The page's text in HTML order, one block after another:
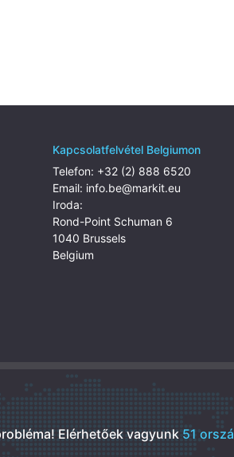
Kapcsolatfelvétel Belgiumon
Telefon: +32 (2) 888 6520
Email: info.be@markit.eu
Iroda:
Rond-Point Schuman 6
1040 Brussels
Belgium
Elérhetőek vagyunk 51